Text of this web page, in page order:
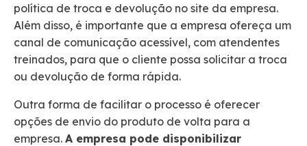
política de troca e devolução no site da empresa.
Além disso, é importante que a empresa ofereça um
canal de comunicação acessível, com atendentes
treinados, para que o cliente possa solicitar a troca
ou devolução de forma rápida.
Outra forma de facilitar o processo é oferecer
opções de envio do produto de volta para a
empresa. A empresa pode disponibilizar